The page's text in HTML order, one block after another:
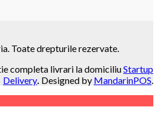
Toate drepturile rezervate.
completa livrari la domiciliuStartup
Delivery. Designed by MandarinPOS.